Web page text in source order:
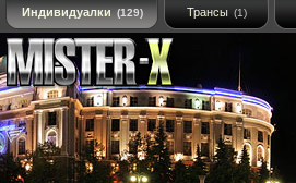
Индивидуалки (129) Трансы (1)